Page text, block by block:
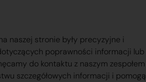
naszej stronie były precyzyjne i
poprawności informacji lub
do kontaktu z naszym zespołem
szczegółowych informacji i pomogą